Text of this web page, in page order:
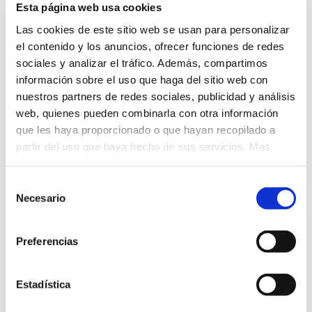
Esta página web usa cookies
Las cookies de este sitio web se usan para personalizar
el contenido y los anuncios, ofrecer funciones de redes
sociales y analizar el tráfico. Además, compartimos
información sobre el uso que haga del sitio web con
nuestros partners de redes sociales, publicidad y análisis
web, quienes pueden combinarla con otra información
que les haya proporcionado o que hayan recopilado a
partir del uso que haya hecho de sus servicios. Mas
Necesario
Preferencias
Estadística
El interés legítimo como
tratamiento: claves prácticas